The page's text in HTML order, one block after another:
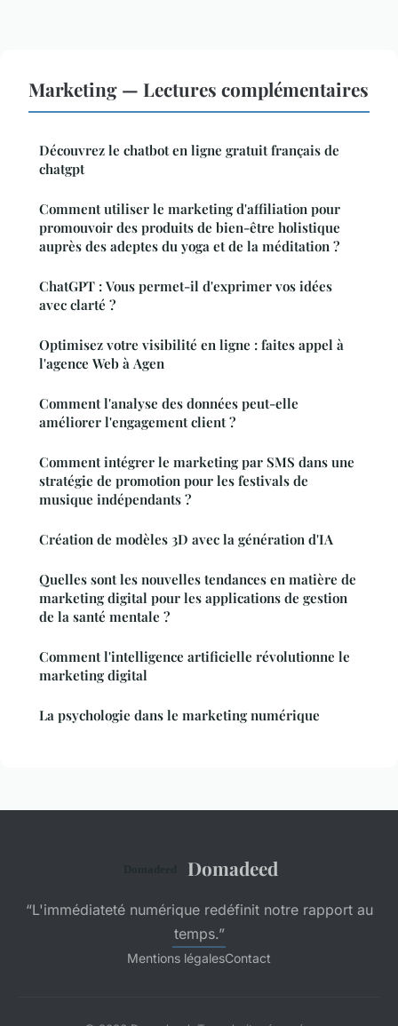
Marketing — Lectures complémentaires
Découvrez le chatbot en ligne gratuit français de
chatgpt
Comment utiliser le marketing d'affiliation pour
promouvoir des produits de bien-être holistique
auprès des adeptes du yoga et de la méditation ?
ChatGPT : Vous permet-il d'exprimer vos idées
avec clarté ?
Optimisez votre visibilité en ligne : faites appel à
l'agence Web à Agen
Comment l'analyse des données peut-elle
améliorer l'engagement client ?
Comment intégrer le marketing par SMS dans une
stratégie de promotion pour les festivals de
musique indépendants ?
Création de modèles 3D avec la génération d'IA
Quelles sont les nouvelles tendances en matière de
marketing digital pour les applications de gestion
de la santé mentale ?
Comment l'intelligence artificielle révolutionne le
marketing digital
La psychologie dans le marketing numérique
Domadeed
“L'immédiateté numérique redéfinit notre rapport au
temps.”
Mentions légalesContact